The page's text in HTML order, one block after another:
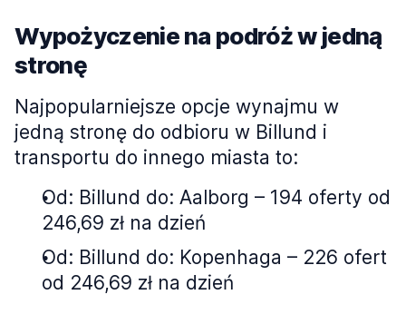
Wypożyczenie na podróż w jedną
stronę
Najpopularniejsze opcje wynajmu w
jedną stronę do odbioru w Billund i
transportu do innego miasta to:
Od: Billund do: Aalborg – 194 oferty od
246,69 zł na dzień
Od: Billund do: Kopenhaga – 226 ofert
od 246,69 zł na dzień